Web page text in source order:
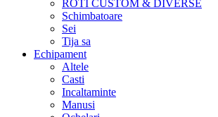
ROTI CUSTOM & DIVERSE
Schimbatoare
Sei
Tija sa
Echipament
Altele
Casti
Incaltaminte
Manusi